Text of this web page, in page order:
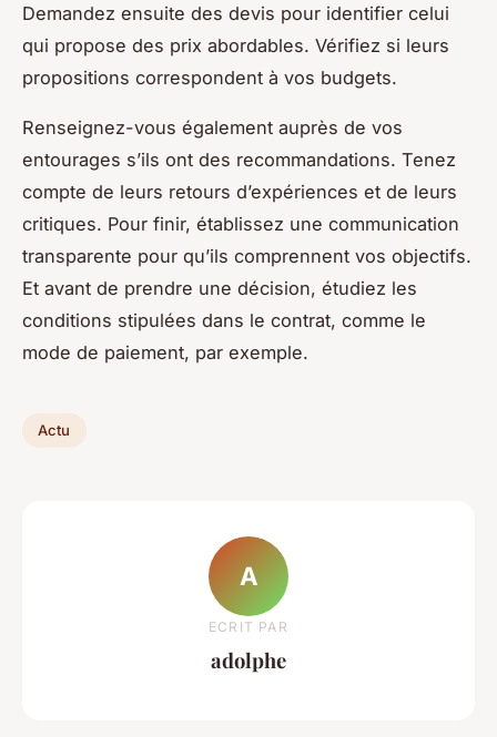
Demandez ensuite des devis pour identifier celui
qui propose des prix abordables. Vérifiez si leurs
propositions correspondent à vos budgets.
Renseignez-vous également auprès de vos
entourages s’ils ont des recommandations. Tenez
compte de leurs retours d’expériences et de leurs
critiques. Pour finir, établissez une communication
transparente pour qu’ils comprennent vos objectifs.
Et avant de prendre une décision, étudiez les
conditions stipulées dans le contrat, comme le
mode de paiement, par exemple.
Actu
A
ECRIT PAR
adolphe